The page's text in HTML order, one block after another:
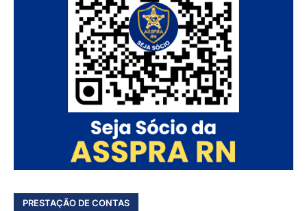
PRESTAÇÃO DE CONTAS